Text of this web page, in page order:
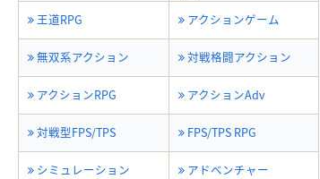
王道RPG
アクションゲーム
無双系アクション 対戦格闘アクション
アクションRPG アクションAdv
対戦型FPS/TPS FPS/TPS RPG
シミュレーション アドベンチャー